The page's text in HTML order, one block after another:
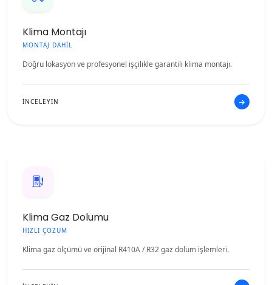
Klima Montajı
MONTAJ DAHİL
Doğru lokasyon ve profesyonel işçilikle garantili klima montajı.
İNCELEYİN
Klima Gaz Dolumu
HIZLI ÇÖZÜM
Klima gaz ölçümü ve orijinal R410A / R32 gaz dolum işlemleri.